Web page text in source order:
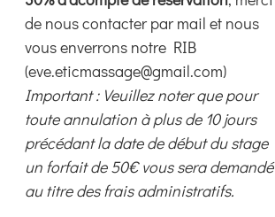
de nous contacter par mail et nous
vous enverrons notre RIB
(eve.eticmassage@gmail.com)
Important : Veuillez noter que pour
toute annulation à plus de 10 jours
précédant la date de début du stage
un forfait de 50€ vous sera demandé
au titre des frais administratifs.